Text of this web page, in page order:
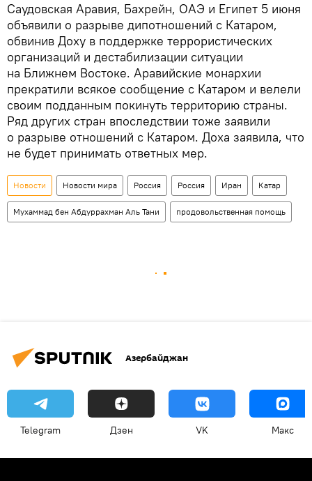
Саудовская Аравия, Бахрейн, ОАЭ и Египет 5 июня
объявили о разрыве дипотношений с Катаром,
обвинив Доху в поддержке террористических
организаций и дестабилизации ситуации
на Ближнем Востоке. Аравийские монархии
прекратили всякое сообщение с Катаром и велели
своим подданным покинуть территорию страны.
Ряд других стран впоследствии тоже заявили
о разрыве отношений с Катаром. Доха заявила, что
не будет принимать ответных мер.
Новости Новости мира Россия Россия Иран Катар
Мухаммад бен Абдуррахман Аль Тани продовольственная помощь
Азербайджан
Telegram Дзен VK Макс